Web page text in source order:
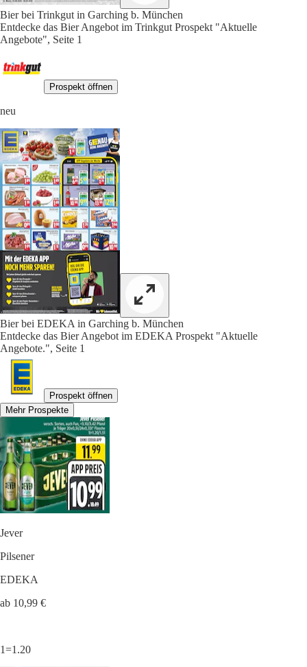
Bier bei Trinkgut in Garching b. München
Entdecke das Bier Angebot im Trinkgut Prospekt "Aktuelle
Angebote", Seite 1
Prospekt öffnen
neu
Bier bei EDEKA in Garching b. München
Entdecke das Bier Angebot im EDEKA Prospekt "Aktuelle
Angebote.", Seite 1
Prospekt öffnen
Mehr Prospekte
Jever
Pilsener
EDEKA
ab 10,99 €
1=1.20